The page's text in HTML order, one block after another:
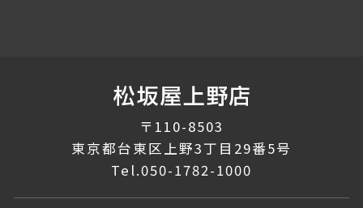
〒110-8503
東京都台東区上野3丁目29番5号
Tel.050-1782-1000